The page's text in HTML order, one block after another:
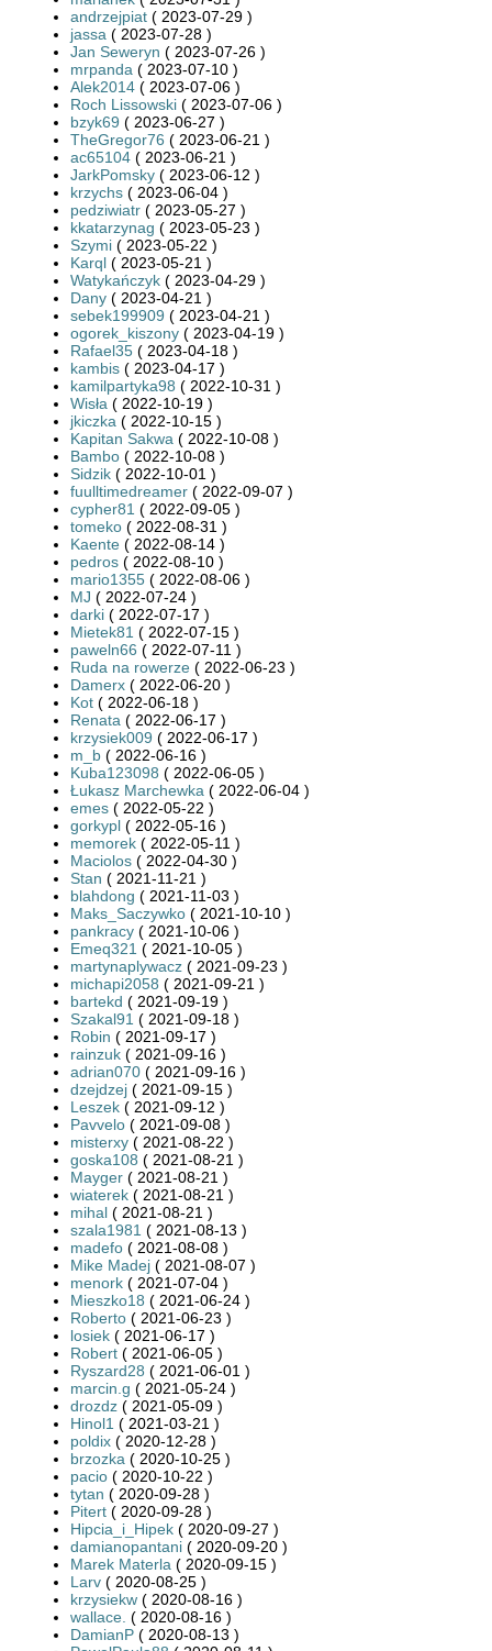
andrzejpiat ( 2023-07-29 )
jassa ( 2023-07-28 )
Jan Seweryn ( 2023-07-26 )
mrpanda ( 2023-07-10 )
Alek2014 ( 2023-07-06 )
Roch Lissowski ( 2023-07-06 )
bzyk69 ( 2023-06-27 )
TheGregor76 ( 2023-06-21 )
ac65104 ( 2023-06-21 )
JarkPomsky ( 2023-06-12 )
krzychs ( 2023-06-04 )
pedziwiatr ( 2023-05-27 )
kkatarzynag ( 2023-05-23 )
Szymi ( 2023-05-22 )
Karql ( 2023-05-21 )
Watykańczyk ( 2023-04-29 )
Dany ( 2023-04-21 )
sebek199909 ( 2023-04-21 )
ogorek_kiszony ( 2023-04-19 )
Rafael35 ( 2023-04-18 )
kambis ( 2023-04-17 )
kamilpartyka98 ( 2022-10-31 )
Wisła ( 2022-10-19 )
jkiczka ( 2022-10-15 )
Kapitan Sakwa ( 2022-10-08 )
Bambo ( 2022-10-08 )
Sidzik ( 2022-10-01 )
fuulltimedreamer ( 2022-09-07 )
cypher81 ( 2022-09-05 )
tomeko ( 2022-08-31 )
Kaente ( 2022-08-14 )
pedros ( 2022-08-10 )
mario1355 ( 2022-08-06 )
MJ ( 2022-07-24 )
darki ( 2022-07-17 )
Mietek81 ( 2022-07-15 )
paweln66 ( 2022-07-11 )
Ruda na rowerze ( 2022-06-23 )
Damerx ( 2022-06-20 )
Kot ( 2022-06-18 )
Renata ( 2022-06-17 )
krzysiek009 ( 2022-06-17 )
m_b ( 2022-06-16 )
Kuba123098 ( 2022-06-05 )
Łukasz Marchewka ( 2022-06-04 )
emes ( 2022-05-22 )
gorkypl ( 2022-05-16 )
memorek ( 2022-05-11 )
Maciolos ( 2022-04-30 )
Stan ( 2021-11-21 )
blahdong ( 2021-11-03 )
Maks_Saczywko ( 2021-10-10 )
pankracy ( 2021-10-06 )
Emeq321 ( 2021-10-05 )
martynaplywacz ( 2021-09-23 )
michapi2058 ( 2021-09-21 )
bartekd ( 2021-09-19 )
Szakal91 ( 2021-09-18 )
Robin ( 2021-09-17 )
rainzuk ( 2021-09-16 )
adrian070 ( 2021-09-16 )
dzejdzej ( 2021-09-15 )
Leszek ( 2021-09-12 )
Pavvelo ( 2021-09-08 )
misterxy ( 2021-08-22 )
goska108 ( 2021-08-21 )
Mayger ( 2021-08-21 )
wiaterek ( 2021-08-21 )
mihal ( 2021-08-21 )
szala1981 ( 2021-08-13 )
madefo ( 2021-08-08 )
Mike Madej ( 2021-08-07 )
menork ( 2021-07-04 )
Mieszko18 ( 2021-06-24 )
Roberto ( 2021-06-23 )
losiek ( 2021-06-17 )
Robert ( 2021-06-05 )
Ryszard28 ( 2021-06-01 )
marcin.g ( 2021-05-24 )
drozdz ( 2021-05-09 )
Hinol1 ( 2021-03-21 )
poldix ( 2020-12-28 )
brzozka ( 2020-10-25 )
pacio ( 2020-10-22 )
tytan ( 2020-09-28 )
Pitert ( 2020-09-28 )
Hipcia_i_Hipek ( 2020-09-27 )
damianopantani ( 2020-09-20 )
Marek Materla ( 2020-09-15 )
Larv ( 2020-08-25 )
krzysiekw ( 2020-08-16 )
wallace. ( 2020-08-16 )
DamianP ( 2020-08-13 )